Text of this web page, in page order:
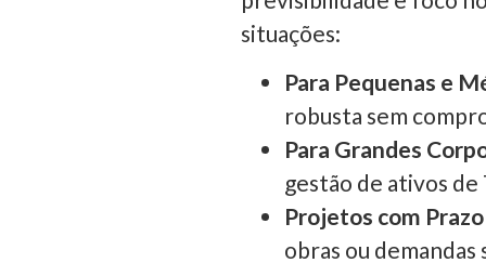
situações:
Para Pequenas e
robusta sem
Para Grandes
gestão de ativos
Projetos com
obras ou demandas